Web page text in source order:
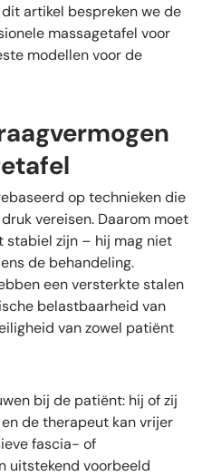
artikel bespreken we de
massagetafel voor
modellen voor de
op technieken die
vereisen. Daarom moet
stabiel zijn – hij mag niet
de behandeling.
een versterkte stalen
belastbaarheid van
van zowel patiënt
bij de patiënt: hij of zij
de therapeut kan vrijer
fascia- of
uitstekend voorbeeld